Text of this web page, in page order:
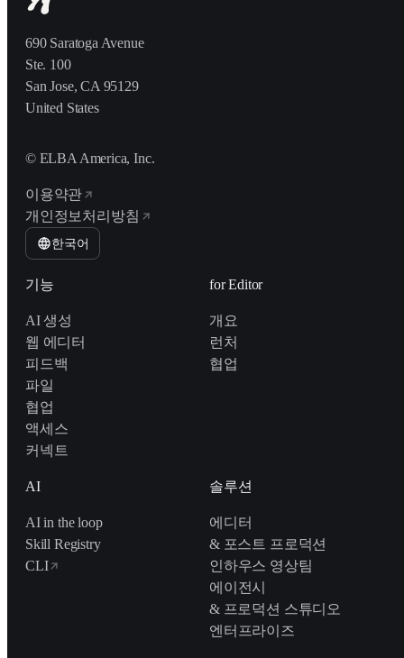
690 Saratoga Avenue
Ste. 100
San Jose, CA 95129
United States
© ELBA America, Inc.
이용약관
개인정보처리방침
한국어
기능
AI 생성
웹 에디터
피드백
파일
협업
액세스
커넥트
for Editor
개요
런처
협업
AI
AI in the loop
Skill Registry
CLI
솔루션
에디터
& 포스트 프로덕션
인하우스 영상팀
에이전시
& 프로덕션 스튜디오
엔터프라이즈